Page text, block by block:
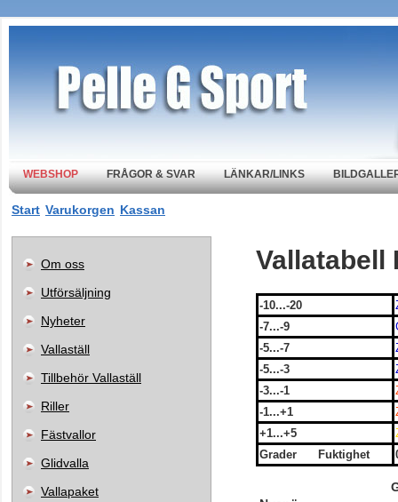
WEBSHOP FRÅGOR & SVAR LÄNKAR/LINKS
Start Varukorgen Kassan
Om oss
Utförsäljning
Nyheter
Vallaställ
Tillbehör Vallaställ
Riller
Fästvallor
Glidvalla
Vallapaket
Vallatabell
-10...-20
-7...-9
-5...-7
-5...-3
-3...-1
-1...+1
+1...+5
Grader Fuktighet
Grovkornig/